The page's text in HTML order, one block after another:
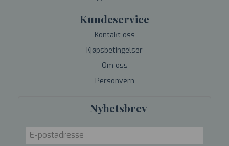
Kundeservice
Kontakt oss
Kjøpsbetingelser
Om oss
Personvern
Nyhetsbrev